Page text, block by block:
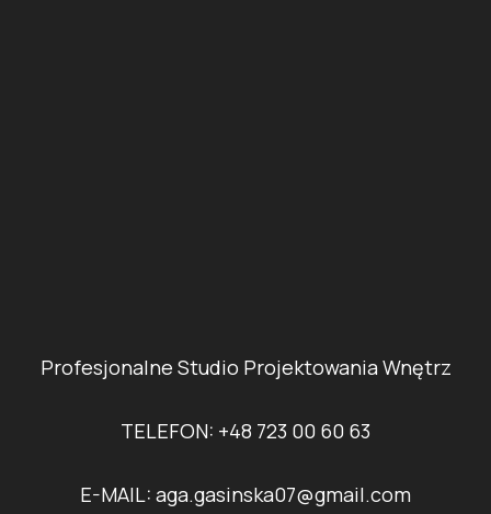
Profesjonalne Studio Projektowania Wnętrz
TELEFON: +48 723 00 60 63
E-MAIL: aga.gasinska07@gmail.com